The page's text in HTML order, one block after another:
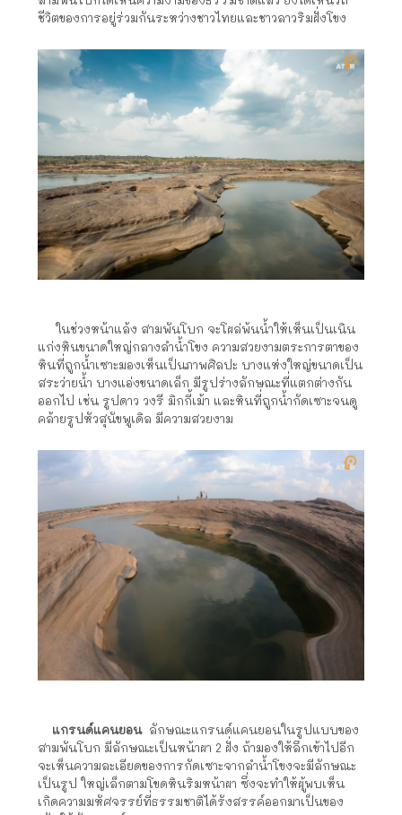
ชีวิตของการอยู่ร่วมกันระหว่างชาวไทยและชาวลาวริมฝั่งโขง
ในช่วงหน้าแล้ง สามพันโบก จะโผล่พ้นน้ำให้เห็นเป็นเนิน
แก่งหินขนาดใหญ่กลางลำน้ำโขง ความสวยงามตระการตาของ
หินที่ถูกน้ำเซาะมองเห็นเป็นภาพศิลปะ บางแห่งใหญ่ขนาดเป็น
สระว่ายน้ำ บางแอ่งขนาดเล็ก มีรูปร่างลักษณะที่แตกต่างกัน
ออกไป เช่น รูปดาว วงรี มิกกี้เม้า และหินที่ถูกน้ำกัดเซาะจนดู
คล้ายรูปหัวสุนัขพูเดิล มีความสวยงาม
แกรนด์แคนยอน ลักษณะแกรนด์แคนยอนในรูปแบบของ
สามพันโบก มีลักษณะเป็นหน้าผา 2 ฝั่ง ถ้ามองให้ลึกเข้าไปอีก
จะเห็นความละเอียดของการกัดเซาะจากลำน้ำโขงจะมีลักษณะ
เป็นรูป ใหญ่เล็กตามโขดหินริมหน้าผา ซึ่งจะทำให้ผู้พบเห็น
เกิดความมหัศจรรย์ที่ธรรมชาติได้รังสรรค์ออกมาเป็นของ